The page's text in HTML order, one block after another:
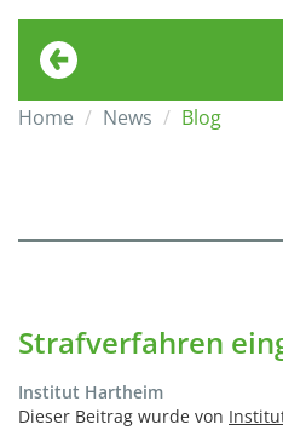
Home News Blog
Strafverfahren
Institut Hartheim
Dieser Beitrag wurde von